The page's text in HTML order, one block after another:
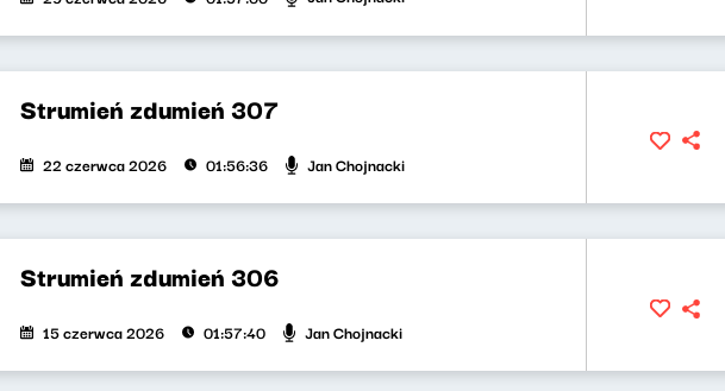
Strumień zdumień 307
22 czerwca 2026 01:56:36 Jan Chojnacki
Strumień zdumień 306
15 czerwca 2026 01:57:40 Jan Chojnacki